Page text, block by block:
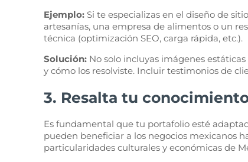
Ejemplo: Si te especializas en el diseño de
artesanías, una empresa de alimentos o un
técnica (optimización SEO, carga rápida, etc.).
Solución: No solo incluyas imágenes
y cómo los resolviste. Incluir testimonios de
3. Resalta tu
Es fundamental que tu portafolio esté
pueden beneficiar a los negocios mexicanos
particularidades culturales y económicas de